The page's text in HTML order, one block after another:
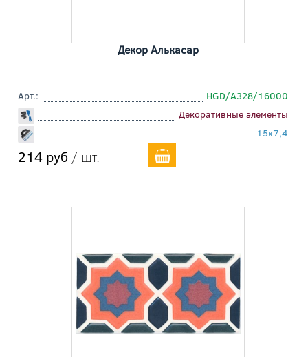
Декор Алькасар
Арт.:
HGD/A328/16000
Декоративные элементы
15x7,4
214 руб / шт.